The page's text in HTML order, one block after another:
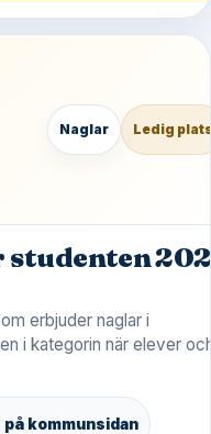
Naglar Ledig
studenten
erbjuder naglar i
i kategorin när elever
på kommunsidan